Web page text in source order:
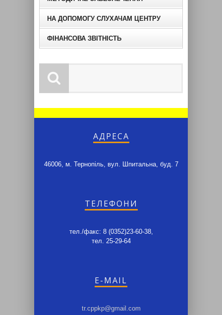
НА ДОПОМОГУ СЛУХАЧАМ ЦЕНТРУ
ФІНАНСОВА ЗВІТНІСТЬ
АДРЕСА
46006, м. Тернопіль, вул. Шпитальна, буд. 7
ТЕЛЕФОНИ
тел./факс: 8 (0352)23-60-38,
тел. 25-29-64
E-MAIL
tr.cppkp@gmail.com